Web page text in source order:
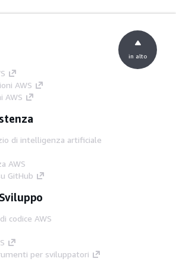
AWS
AWS
di intelligenza artificiale
AWS
GitHub
codice AWS
per sviluppatori
in alto